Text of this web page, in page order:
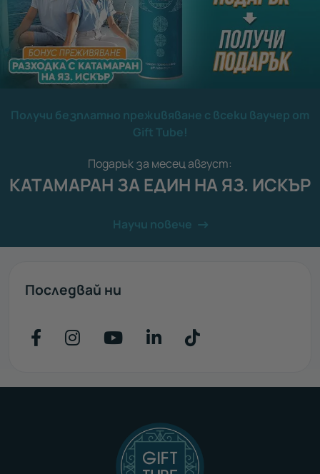
Получи безплатно преживяване с всеки ваучер от
Gift Tube!
Подарък за месец август:
КАТАМАРАН ЗА ЕДИН НА ЯЗ. ИСКЪР
Научи повече
Последвай ни
Последвайте ни във Facebook
Последвайте ни във
Последвайте ни във
Последвайте ни
Последвайте